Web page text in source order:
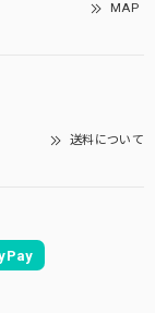
MAP
送料について